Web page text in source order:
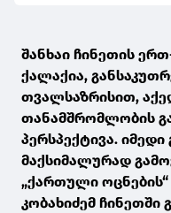
შანხაი ჩინეთის
ქალაქია,
თვალსაზრისით,
თანამშრომლობის
პერსპექტივა. იმედი
მაქსიმალურად
„ქართული
კობახიძემ ჩინეთში